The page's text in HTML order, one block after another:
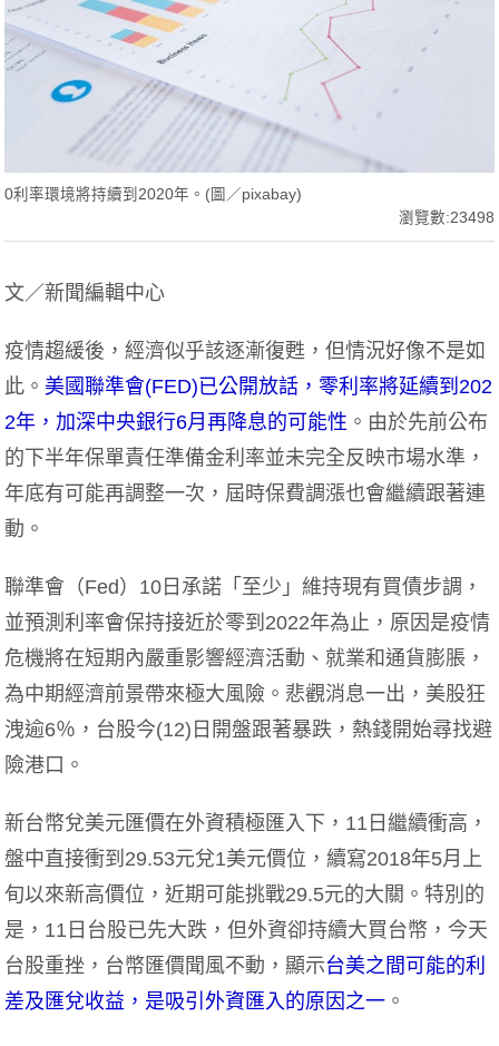
0利率環境將持續到2020年。(圖／pixabay)
瀏覽數:23498
文／新聞編輯中心
疫情趨緩後，經濟似乎該逐漸復甦，但情況好像不是如
此。 美國聯準會(FED)已公開放話，零利率將延續到202
2年，加深中央銀行6月再降息的可能性 。由於先前公布
的下半年保單責任準備金利率並未完全反映市場水準，
年底有可能再調整一次，屆時保費調漲也會繼續跟著連
動。
聯準會（Fed）10日承諾「至少」維持現有買債步調，
並預測利率會保持接近於零到2022年為止，原因是疫情
危機將在短期內嚴重影響經濟活動、就業和通貨膨脹，
為中期經濟前景帶來極大風險。悲觀消息一出，美股狂
洩逾6％，台股今(12)日開盤跟著暴跌，熱錢開始尋找避
險港口。
新台幣兌美元匯價在外資積極匯入下，11日繼續衝高，
盤中直接衝到29.53元兌1美元價位，續寫2018年5月上
旬以來新高價位，近期可能挑戰29.5元的大關。特別的
是，11日台股已先大跌，但外資卻持續大買台幣，今天
台股重挫，台幣匯價聞風不動，顯示台美之間可能的利
差及匯兌收益，是吸引外資匯入的原因之一 。